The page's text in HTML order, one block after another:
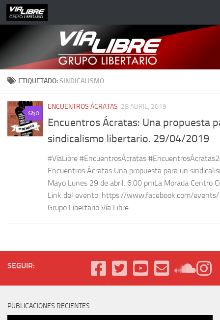
Saltar al contenido
ETIQUETADO:SINDICALISMO
0
ENCUENTROS ÁCRATAS 28 ABRIL, 2019
Encuentros Ácratas: Una propuesta
sindicalismo libertario. 29/04/2019
#VíaLibre #EncuentrosÁcratas
Encuentros Ácratas Una propuesta para un
Mayo Lunes 29 de abril. 6:00 pmLa Morada Centro
Link del evento: https://www.facebook.com/
Grupo Libertario Vía Libre
SEGUIR:
PUBLICACIONES RECIENTES